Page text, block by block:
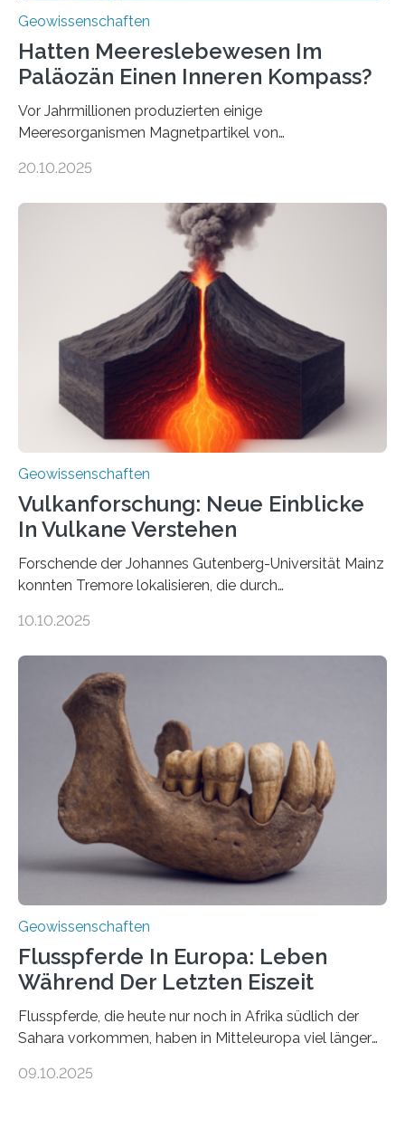
Geowissenschaften
Hatten Meereslebewesen Im
Paläozän Einen Inneren Kompass?
Vor Jahrmillionen produzierten einige
Meeresorganismen Magnetpartikel von
Sedimenten zu finden sind. Nun ist es einem
Domänen auf einem dieser „Riesenmagnetfossilien” mit
einer raffinierten Methode an der Diamond-
Röntgenquelle zu kartieren. Ihre Analyse zeigt, dass
diese Partikel es den Organismen ermöglicht haben
könnten, winzige Schwankungen sowohl in der
Richtung als auch in der Intensität des Erdmagnetfelds
wahrzunehmen. Dadurch konnten sie sich verorten und
über den Ozean navigieren. Vor einigen Jahren…
20.10.2025
Geowissenschaften
Vulkanforschung: Neue Einblicke
In Vulkane Verstehen
Forschende der Johannes Gutenberg-Universität Mainz
konnten Tremore lokalisieren, die durch
Vulkan? Was passiert in der Erde darunter? Wo
erzeugt durch Magma oder Gase, die sich durch
Schlote einen Weg nach oben bahnen? Jun.-Prof. Dr.
Miriam Christina Reiss, Vulkanseismologin an der
Johannes Gutenberg-Universität Mainz (JGU), und ihr
Team haben am Vulkan Oldoinyo Lengai in Tansania
solche Tremore lokalisiert. „Wir konnten die Tremore
nicht nur nachweisen, sondern ihren Ort in…
10.10.2025
Geowissenschaften
Flusspferde In Europa: Leben
Während Der Letzten Eiszeit
Flusspferde, die heute nur noch in Afrika südlich der
Sahara vorkommen, haben in Mitteleuropa viel länger
Knochenfunden zeigen, dass Flusspferde noch vor
09.10.2025